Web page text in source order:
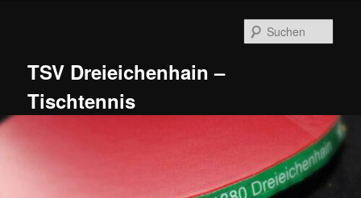
TSV Dreieichenhain –
Tischtennis